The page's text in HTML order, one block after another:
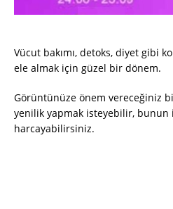
Vücut bakımı, detoks, diyet gibi
ele almak için güzel bir dönem.
Görüntünüze önem vereceğiniz
yenilik yapmak isteyebilir, bunun
harcayabilirsiniz.